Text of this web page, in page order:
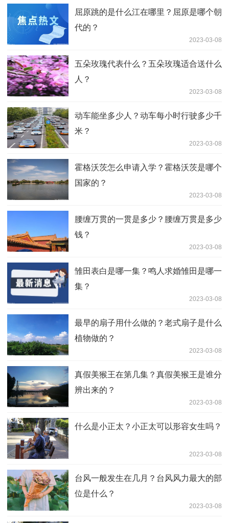
屈原跳的是什么江在哪里？屈原是哪个朝
代的？
2023-03-08
五朵玫瑰代表什么？五朵玫瑰适合送什么
人？
2023-03-08
动车能坐多少人？动车每小时行驶多少千
米？
2023-03-08
霍格沃茨怎么申请入学？霍格沃茨是哪个
国家的？
2023-03-08
腰缠万贯的一贯是多少？腰缠万贯是多少
钱？
2023-03-08
雏田表白是哪一集？鸣人求婚雏田是哪一
集？
2023-03-08
最早的扇子用什么做的？老式扇子是什么
植物做的？
2023-03-08
真假美猴王在第几集？真假美猴王是谁分
辨出来的？
2023-03-08
什么是小正太？小正太可以形容女生吗？
2023-03-08
台风一般发生在几月？台风风力最大的部
位是什么？
2023-03-08